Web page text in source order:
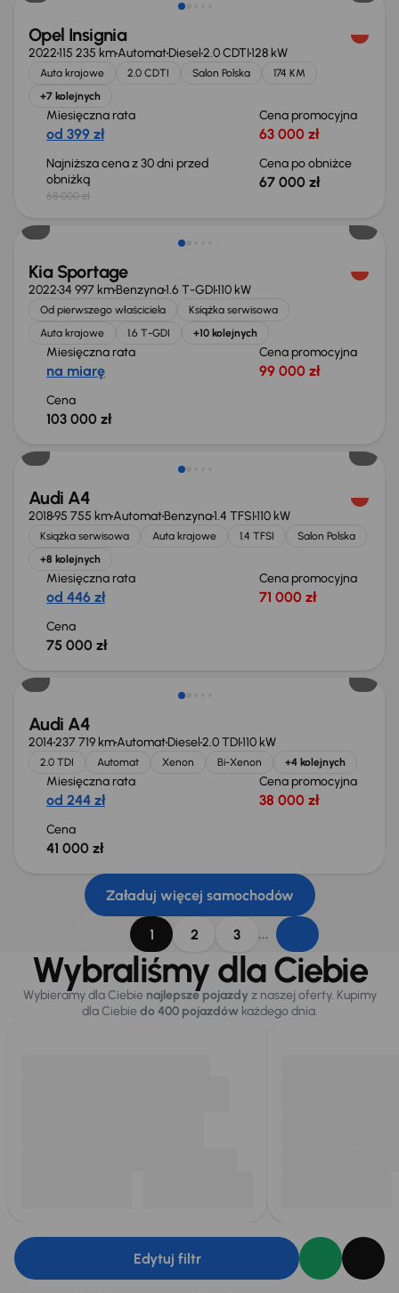
Opel Insignia
2022115 235 kmAutomatDiesel2.0 CDTI128 kW
Auta krajowe 2.0 CDTI Salon Polska
174 KM
+7 kolejnych
Miesięczna rata
od 399 zł
Cena promocyjna
63 000 zł
Najniższa cena z 30 dni przed
obniżką
68 000 zł
Cena po obniżce
67 000 zł
Kia Sportage
202234 997 kmBenzyna1.6 T-GDI110 kW
Od pierwszego właściciela
Książka serwisowa
Auta krajowe
1.6 T-GDI +10 kolejnych
Miesięczna rata
na miarę
Cena promocyjna
99 000 zł
Cena
103 000 zł
Audi A4
201895 755 kmAutomatBenzyna1.4 TFSI110 kW
Książka serwisowa Auta krajowe 1.4 TFSI
Salon Polska
+8 kolejnych
Miesięczna rata
od 446 zł
Cena promocyjna
71 000 zł
Cena
75 000 zł
Audi A4
2014237 719 kmAutomatDiesel2.0 TDI110 kW
2.0 TDI Automat Xenon Bi-Xenon +4 kolejnych
Miesięczna rata
od 244 zł
Cena promocyjna
38 000 zł
Cena
41 000 zł
Załaduj więcej samochodów
1 2 3 ...
Wybraliśmy dla Ciebie
Wybieramy dla Ciebie najlepsze pojazdy z naszej oferty. Kupimy
dla Ciebiedo 400 pojazdówkażdego dnia.
Edytuj filtr